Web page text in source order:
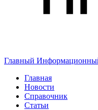
Главный
Главная
Новости
Справочник
Статьи